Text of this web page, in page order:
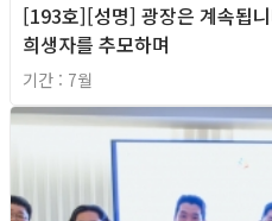
[193호][성명] 광장은 계속됩
희생자를 추모하며
기간 : 7월